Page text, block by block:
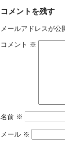
コメントを残す
メールアドレスが公
コメント ※
名前 ※
メール ※